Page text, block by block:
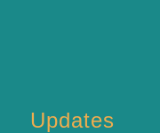
Updates